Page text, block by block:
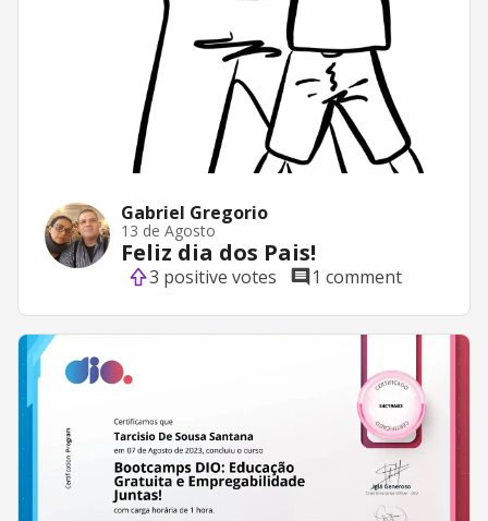
Gabriel Gregorio
13 de Agosto
Feliz dia dos Pais!
3 positive votes 1 comment